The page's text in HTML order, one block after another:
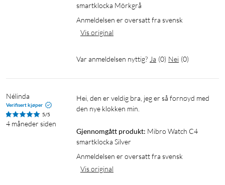
smartklocka Mörkgrå
Anmeldelsen er oversatt fra svensk
Vis original
Var anmeldelsen nyttig? Ja (0) Nei (0)
Nélinda
Verifisert kjøper
5/5
4 måneder siden
Hei, den er veldig bra, jeg er så fornøyd med
den nye klokken min.
Gjennomgått produkt: Mibro Watch C4
smartklocka Silver
Anmeldelsen er oversatt fra svensk
Vis original